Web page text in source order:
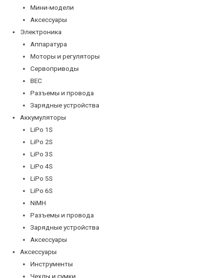
Мини-модели
Аксессуары
Электроника
Аппаратура
Моторы и регуляторы
Сервоприводы
BEC
Разъемы и провода
Зарядные устройства
Аккумуляторы
LiPo 1S
LiPo 2S
LiPo 3S
LiPo 4S
LiPo 5S
LiPo 6S
NiMH
Разъемы и провода
Зарядные устройства
Аксессуары
Аксессуары
Инструменты
Чехлы и сумки